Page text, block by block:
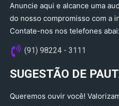
Anuncie aqui e alcance uma
do nosso compromisso com a
Contate-nos nos telefones
(91) 98224 - 3111
SUGESTÃO DE
Queremos ouvir você!